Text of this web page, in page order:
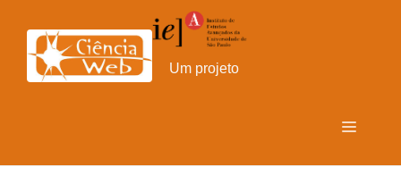
para
conteúdo
Um projeto
Menu